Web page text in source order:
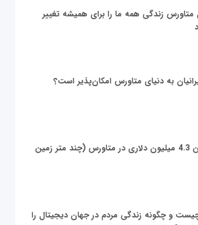
متاورس زندگی همه ما را برای همیشه تغییر
به دنیای متاورس امکان‌پذیر است؟
خرید زمین 4.3 میلیون دلاری در متاورس (چند متر زمین
و چگونه زندگی مردم در جهان دیجیتال را